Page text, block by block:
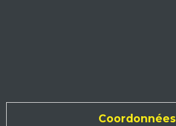
Coordonnées